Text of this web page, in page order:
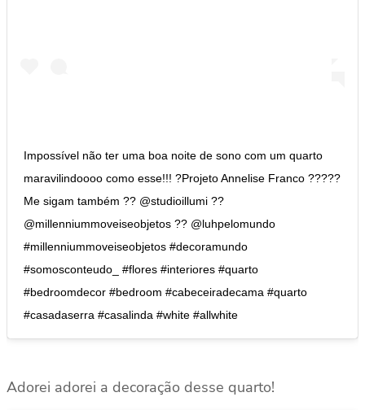
Impossível não ter uma boa noite de sono com um quarto
maravilindoooo como esse!!! ?Projeto Annelise Franco ?????
Me sigam também ?? @studioillumi ??
@millenniummoveiseobjetos ?? @luhpelomundo
#millenniummoveiseobjetos #decoramundo
#somosconteudo_ #flores #interiores #quarto
#bedroomdecor #bedroom #cabeceiradecama #quarto
#casadaserra #casalinda #white #allwhite
Adorei adorei a decoração desse quarto!